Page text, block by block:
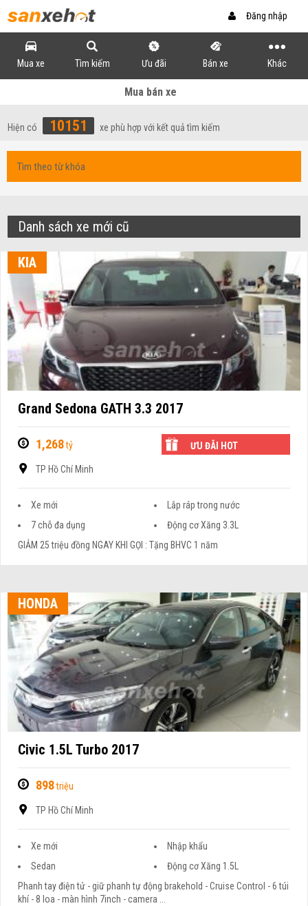
Đăng nhập
Mua xe Tìm kiếm Ưu đãi Bán xe Khác
Mua bán xe
Hiện có 10151 xe phù hợp với kết quả tìm kiếm
Danh sách xe mới cũ
KIA
Grand Sedona GATH 3.3 2017
1,268tỷ ƯU ĐÃI HOT
TP Hồ Chí Minh
Xe mới
Lắp ráp trong nước
7 chỗ đa dụng
Động cơ Xăng 3.3L
GIẢM 25 triệu đồng NGAY KHI GỌI : Tặng BHVC 1 năm
HONDA
Civic 1.5L Turbo 2017
898triệu
TP Hồ Chí Minh
Xe mới
Nhập khẩu
Sedan
Động cơ Xăng 1.5L
Phanh tay điện tử - giữ phanh tự động brakehold - Cruise Control - 6 túi
khí - 8 loa - màn hình 7inch - camera ...